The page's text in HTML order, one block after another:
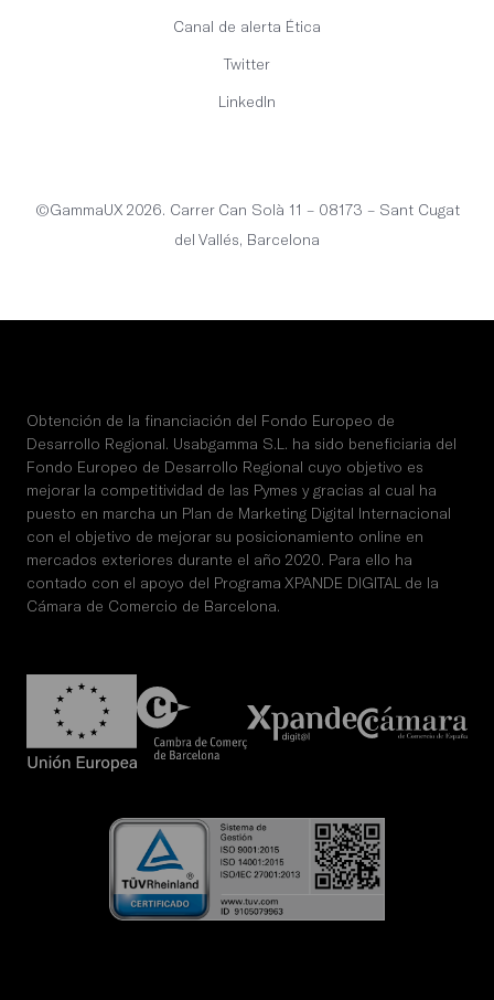
©GammaUX 2026. Carrer Can Solà 11 – 08173 – Sant Cugat
del Vallés, Barcelona
Canal de alerta Ética
Twitter
LinkedIn
Obtención de la financiación del Fondo Europeo de
Desarrollo Regional. Usabgamma S.L. ha sido beneficiaria del
Fondo Europeo de Desarrollo Regional cuyo objetivo es
mejorar la competitividad de las Pymes y gracias al cual ha
puesto en marcha un Plan de Marketing Digital Internacional
con el objetivo de mejorar su posicionamiento online en
mercados exteriores durante el año 2020. Para ello ha
contado con el apoyo del Programa XPANDE DIGITAL de la
Cámara de Comercio de Barcelona.